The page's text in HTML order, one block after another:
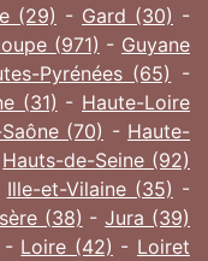
(29) - Gard (30) -
(971) - Guyane
Pyrénées (65) -
(31) - Haute-Loire
(70) - Haute-
Hauts-de-Seine (92)
Ille-et-Vilaine (35) -
(38) -Jura (39)
- Loire (42) - Loiret